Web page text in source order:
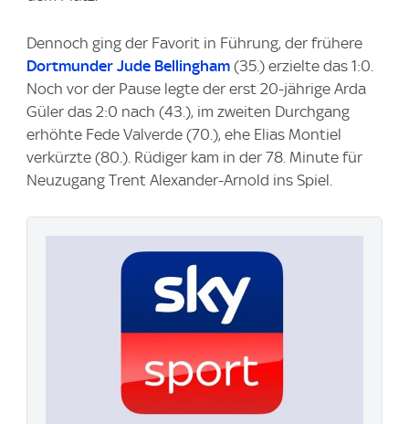
Dennoch ging der Favorit in Führung, der frühere
Dortmunder Jude Bellingham (35.) erzielte das 1:0.
Noch vor der Pause legte der erst 20-jährige Arda
Güler das 2:0 nach (43.), im zweiten Durchgang
erhöhte Fede Valverde (70.), ehe Elias Montiel
verkürzte (80.). Rüdiger kam in der 78. Minute für
Neuzugang Trent Alexander-Arnold ins Spiel.